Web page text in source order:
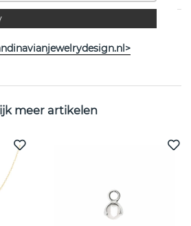
meer artikelen